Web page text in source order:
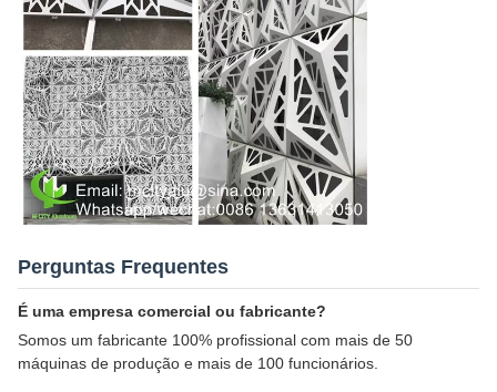
Perguntas Frequentes
É uma empresa comercial ou fabricante?
Somos um fabricante 100% profissional com mais de 50
máquinas de produção e mais de 100 funcionários.